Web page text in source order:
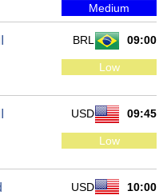
Medium
09:00
BRL
Low
09:45
USD
Low
10:00
USD